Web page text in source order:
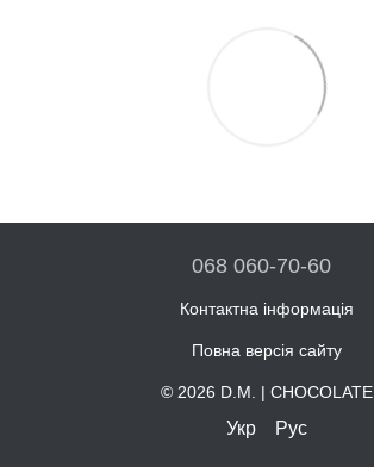
068 060-70-60
Контактна інформація
Повна версія сайту
© 2026 D.M. | CHOCOLATE
Укр Рус